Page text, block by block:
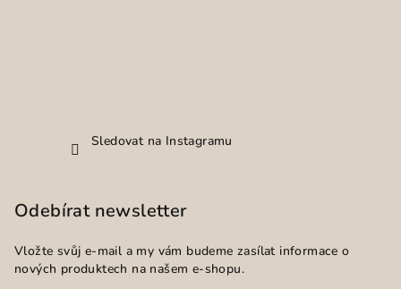
Sledovat na Instagramu
Odebírat newsletter
Vložte svůj e-mail a my vám budeme zasílat informace o
nových produktech na našem e-shopu.